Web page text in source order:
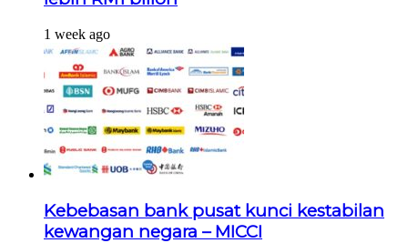
1 week ago
Kebebasan bank pusat kunci kestabilan
kewangan negara – MICCI